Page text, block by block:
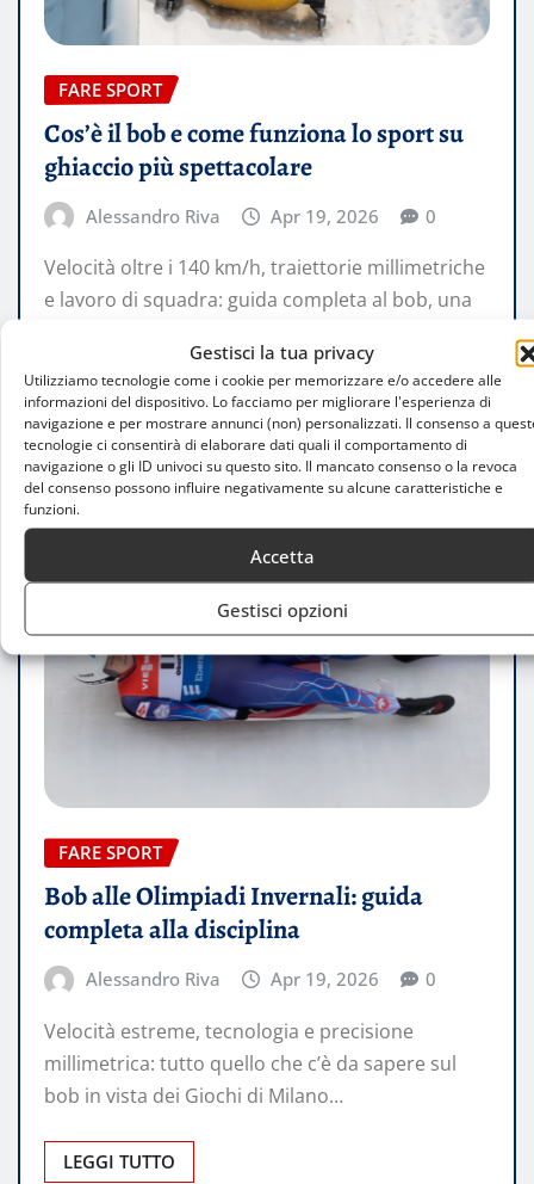
Gestisci la tua privacy
Utilizziamo tecnologie come i cookie per memorizzare e/o accedere alle
informazioni del dispositivo. Lo facciamo per migliorare l'esperienza di
navigazione e per mostrare annunci (non) personalizzati. Il consenso a
tecnologie ci consentirà di elaborare dati quali il comportamento di
navigazione o gli ID univoci su questo sito. Il mancato consenso o la revoca
del consenso possono influire negativamente su alcune caratteristiche e
funzioni.
Accetta
Gestisci opzioni
FARE SPORT
Cos’è il bob e come funziona lo sport su
ghiaccio più spettacolare
Alessandro Riva Apr 19, 2026 0
Velocità oltre i 140 km/h, traiettorie millimetriche
e lavoro di squadra: guida completa al bob, una
LEGGI TUTTO
FARE SPORT
Bob alle Olimpiadi Invernali: guida
completa alla disciplina
Alessandro Riva Apr 19, 2026 0
Velocità estreme, tecnologia e precisione
millimetrica: tutto quello che c’è da sapere sul
bob in vista dei Giochi di Milano…
LEGGI TUTTO